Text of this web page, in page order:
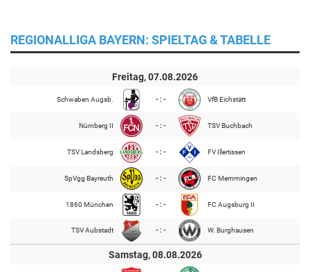
REGIONALLIGA BAYERN: SPIELTAG & TABELLE
Freitag, 07.08.2026
Schwaben Augsb. - : - VfB Eichstätt
Nürnberg II - : - TSV Buchbach
TSV Landsberg - : - FV Illertissen
SpVgg Bayreuth - : - FC Memmingen
1860 München - : - FC Augsburg II
TSV Aubstadt - : - W. Burghausen
Samstag, 08.08.2026